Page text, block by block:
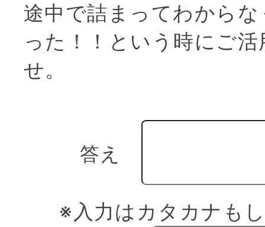
途中で詰まってわから
った！！という時にご
せ。
答え
※入力はカタカナも